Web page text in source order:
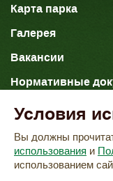
Карта парка
Галерея
Вакансии
Нормативные
Политика
Согласие на
Условия
Вы должны
использования и
использованием